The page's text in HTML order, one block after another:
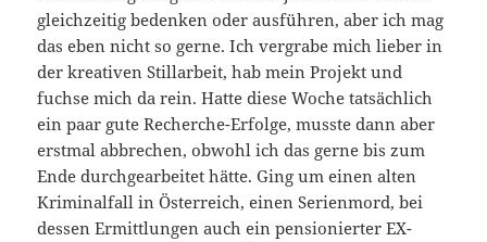
gleichzeitig bedenken oder ausführen, aber ich mag
das eben nicht so gerne. Ich vergrabe mich lieber in
der kreativen Stillarbeit, hab mein Projekt und
fuchse mich da rein. Hatte diese Woche tatsächlich
ein paar gute Recherche-Erfolge, musste dann aber
erstmal abbrechen, obwohl ich das gerne bis zum
Ende durchgearbeitet hätte. Ging um einen alten
Kriminalfall in Österreich, einen Serienmord, bei
dessen Ermittlungen auch ein pensionierter EX-